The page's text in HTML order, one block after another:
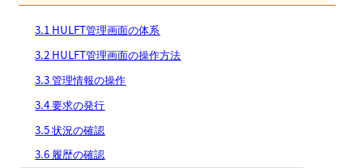
3.1 HULFT管理画面の体系
3.2 HULFT管理画面の操作方法
3.3 管理情報の操作
3.4 要求の発行
3.5 状況の確認
3.6 履歴の確認